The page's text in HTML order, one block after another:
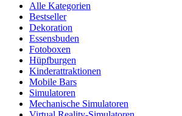
Alle Kategorien
Bestseller
Dekoration
Essensbuden
Fotoboxen
Hüpfburgen
Kinderattraktionen
Mobile Bars
Simulatoren
Mechanische Simulatoren